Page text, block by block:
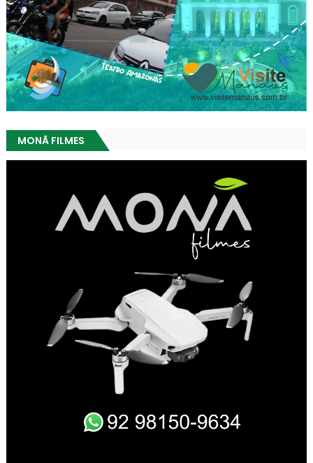
MONÃ FILMES